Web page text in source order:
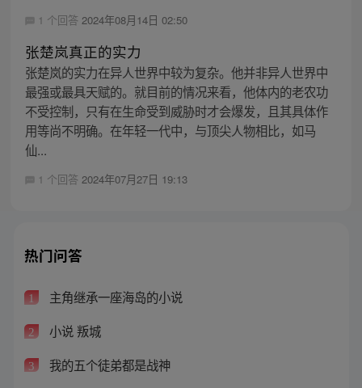
1 个回答 2024年08月14日 02:50
张楚岚真正的实力
张楚岚的实力在异人世界中较为复杂。他并非异人世界中
最强或最具天赋的。就目前的情况来看，他体内的老农功
不受控制，只有在生命受到威胁时才会爆发，且其具体作
用等尚不明确。在年轻一代中，与顶尖人物相比，如马
仙...
1 个回答 2024年07月27日 19:13
热门问答
1 主角继承一座海岛的小说
2 小说 叛城
3 我的五个徒弟都是战神